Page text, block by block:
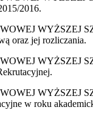
2016.
WYŻSZEJ
oraz jej rozliczania.
WYŻSZEJ
WYŻSZEJ
w roku